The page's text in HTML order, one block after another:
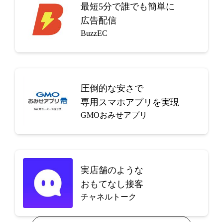
最短5分で誰でも簡単に
広告配信
BuzzEC
圧倒的な安さで
専用スマホアプリを実現
GMOおみせアプリ
実店舗のような
おもてなし接客
チャネルトーク